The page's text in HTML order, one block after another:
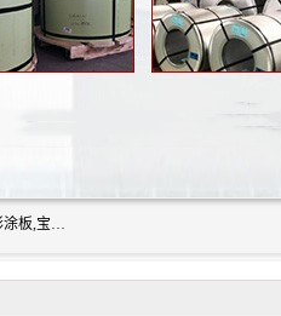
上海志辰实业有限公司主要经销:上海宝钢彩钢卷（宝钢总厂）台湾氟碳彩钢板,烨辉彩钢板,宝钢彩钢板,宝钢彩涂板,宝钢彩钢卷,马钢彩钢板,马钢彩钢卷,镀铝锌钢板,PVDF彩钢板,台湾烨辉彩钢板,高耐候彩钢板,硅改性彩钢板,规格齐全。